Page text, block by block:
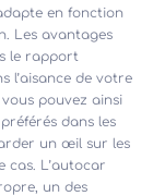
en fonction
Les avantages
le rapport
l’aisance de votre
pouvez ainsi
dans les
un œil sur les
cas. L’autocar
un des